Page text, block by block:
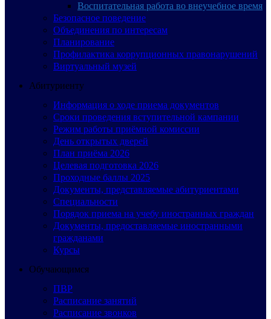
Воспитательная работа во внеучебное время
Безопасное поведение
Объединения по интересам
Планирование
Профилактика коррупционных правонарушений
Виртуальный музей
Абитуриенту
Информация о ходе приема документов
Сроки проведения вступительной кампании
Режим работы приёмной комиссии
День открытых дверей
План приёма 2026
Целевая подготовка 2026
Проходные баллы 2025
Документы, представляемые абитуриентами
Специальности
Порядок приема на учебу иностранных граждан
Документы, предоставляемые иностранными
гражданами
Курсы
Обучающимся
ПВР
Расписание занятий
Расписание звонков